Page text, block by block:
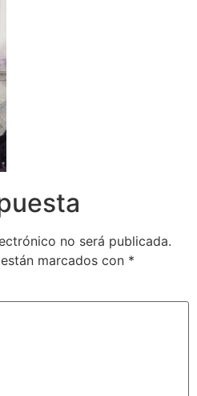
no será publicada.
marcados con *